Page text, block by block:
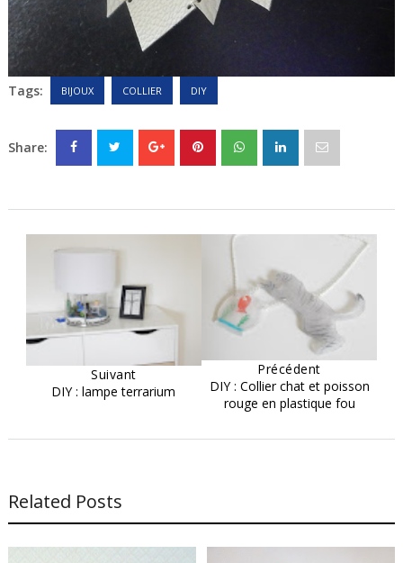
Tags: BIJOUX COLLIER DIY
Share:
Suivant
DIY : lampe terrarium
Précédent
DIY : Collier chat et poisson
rouge en plastique fou
Related Posts